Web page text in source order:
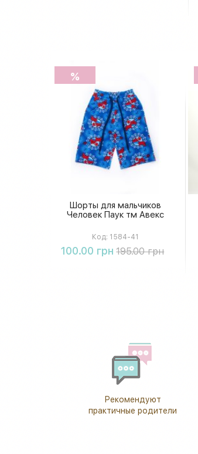
%
Шорты для мальчиков
Человек Паук тм Авекс
Код: 1584-41
100.00 грн 195.00 грн
Купить
Рекомендуют
практичные родители